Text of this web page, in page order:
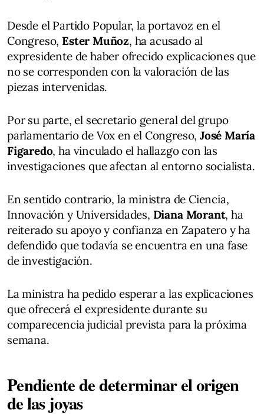
Desde el Partido Popular, la portavoz en el
Congreso, Ester Muñoz, ha acusado al
expresidente de haber ofrecido explicaciones que
no se corresponden con la valoración de las
piezas intervenidas.
Por su parte, el secretario general del grupo
parlamentario de Vox en el Congreso, José María
Figaredo, ha vinculado el hallazgo con las
investigaciones que afectan al entorno socialista.
En sentido contrario, la ministra de Ciencia,
Innovación y Universidades, Diana Morant, ha
reiterado su apoyo y confianza en Zapatero y ha
defendido que todavía se encuentra en una fase
de investigación.
La ministra ha pedido esperar a las explicaciones
que ofrecerá el expresidente durante su
comparecencia judicial prevista para la próxima
semana.
Pendiente de determinar el origen
de las joyas